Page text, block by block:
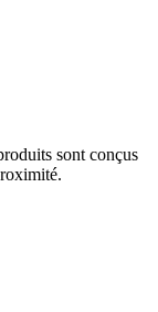
sont conçus